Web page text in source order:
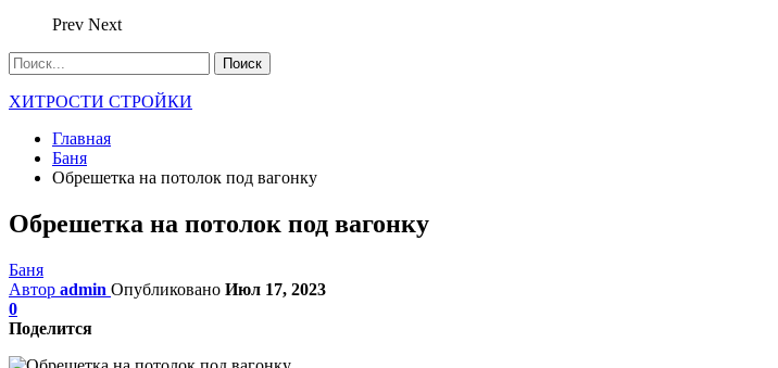
Prev Next
ХИТРОСТИ СТРОЙКИ
Главная
Баня
Обрешетка на потолок под вагонку
Обрешетка на потолок под вагонку
Баня
Автор admin Опубликовано Июл 17, 2023
0
Поделится